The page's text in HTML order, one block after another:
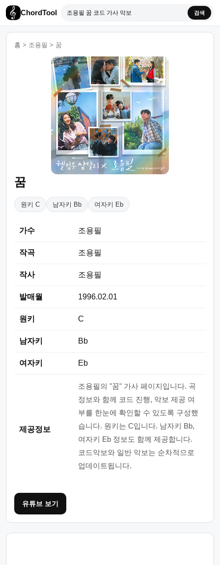
ChordTool 검색
홈 > 조용필 > 꿈
꿈
원키 C 남자키 Bb 여자키 Eb
가수 조용필
작곡 조용필
작사 조용필
발매월 1996.02.01
원키 C
남자키 Bb
여자키 Eb
제공정보
조용필의 "꿈" 가사 페이지입니다. 곡
정보와 함께 코드 진행, 악보 제공 여
부를 한눈에 확인할 수 있도록 구성했
습니다. 원키는 C입니다. 남자키 Bb,
여자키 Eb 정보도 함께 제공합니다.
코드악보와 일반 악보는 순차적으로
업데이트됩니다.
유튜브 보기